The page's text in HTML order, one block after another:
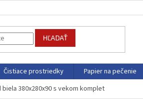
HĽADAŤ
Čistiace prostriedky Papier na pečenie
biela 380x280x90 s vekom komplet